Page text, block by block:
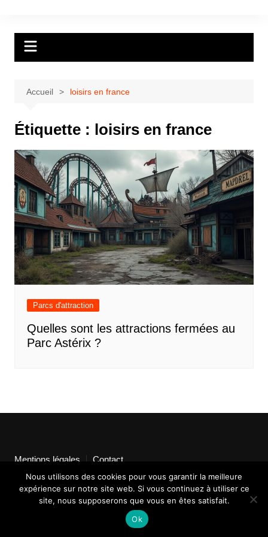
Accueil loisirs en france
Étiquette : loisirs en france
Parcs d'attraction
Quelles sont les attractions fermées au
Parc Astérix ?
Mentions légales Contact
Nous utilisons des cookies pour vous garantir la meilleure
expérience sur notre site web. Si vous continuez à utiliser ce
site, nous supposerons que vous en êtes satisfait.
Ok